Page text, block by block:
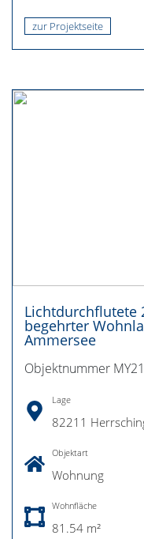
zur Projektseite
Lichtdurchflutete
begehrter
Ammersee
Objektnummer
Lage
82211
Objektart
Wohnung
Wohnfläche
81.54 m²